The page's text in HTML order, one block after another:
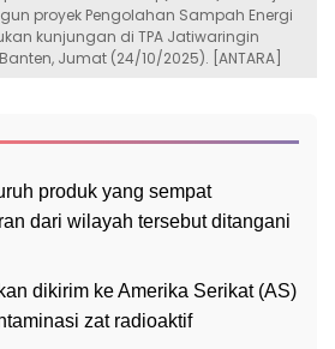
proyek Pengolahan Sampah Energi
kunjungan di TPA Jatiwaringin
Jumat (24/10/2025). [ANTARA]
produk yang sempat
dari wilayah tersebut ditangani
dikirim ke Amerika Serikat (AS)
zat radioaktif